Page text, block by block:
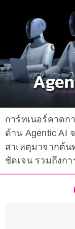
การ์ทเนอร์คาดก
ด้าน Agentic AI
สาเหตุมาจากต้
ชัดเจน รวมถึงก